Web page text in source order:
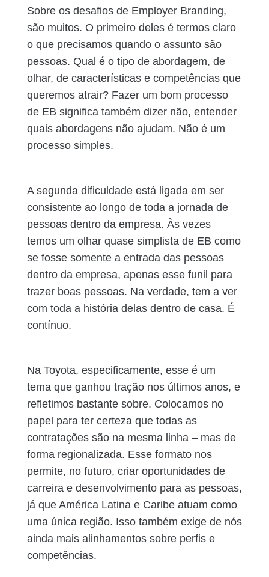
Sobre os desafios de Employer Branding,
são muitos. O primeiro deles é termos claro
o que precisamos quando o assunto são
pessoas. Qual é o tipo de abordagem, de
olhar, de características e competências que
queremos atrair? Fazer um bom processo
de EB significa também dizer não, entender
quais abordagens não ajudam. Não é um
processo simples.
A segunda dificuldade está ligada em ser
consistente ao longo de toda a jornada de
pessoas dentro da empresa. Às vezes
temos um olhar quase simplista de EB como
se fosse somente a entrada das pessoas
dentro da empresa, apenas esse funil para
trazer boas pessoas. Na verdade, tem a ver
com toda a história delas dentro de casa. É
contínuo.
Na Toyota, especificamente, esse é um
tema que ganhou tração nos últimos anos, e
refletimos bastante sobre. Colocamos no
papel para ter certeza que todas as
contratações são na mesma linha – mas de
forma regionalizada. Esse formato nos
permite, no futuro, criar oportunidades de
carreira e desenvolvimento para as pessoas,
já que América Latina e Caribe atuam como
uma única região. Isso também exige de nós
ainda mais alinhamentos sobre perfis e
competências.